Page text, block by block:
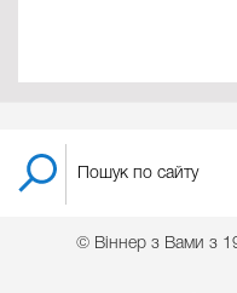
© Віннер з Вами з